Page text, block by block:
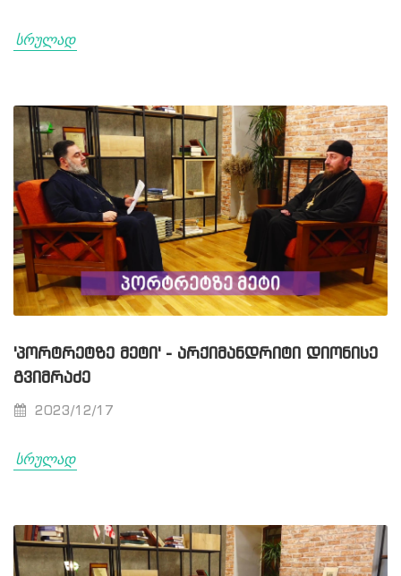
სრულად
'ᲞᲝᲠᲢᲠᲔᲢᲖᲔ ᲛᲔᲢᲘ' - ᲐᲠᲥᲘᲛᲐᲜᲓᲠᲘᲢᲘ ᲓᲘᲝᲜᲘᲡᲔ
ᲒᲕᲘᲛᲠᲐᲫᲔ
2023/12/17
სრულად